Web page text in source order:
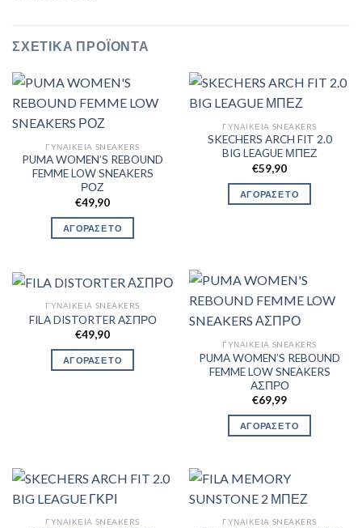
ΣΧΕΤΙΚΆ ΠΡΟΪΌΝΤΑ
ΓΥΝΑΙΚΕΊΑ SNEAKERS
PUMA WOMEN’S REBOUND
FEMME LOW SNEAKERS
ΡΟΖ
€49,90
ΑΓΟΡΑΣΕ ΤΟ
ΓΥΝΑΙΚΕΊΑ SNEAKERS
SKECHERS ARCH FIT 2.0
BIG LEAGUE ΜΠΕΖ
€59,90
ΑΓΟΡΑΣΕ ΤΟ
ΓΥΝΑΙΚΕΊΑ SNEAKERS
FILA DISTORTER ΑΣΠΡΟ
€49,90
ΑΓΟΡΑΣΕ ΤΟ
ΓΥΝΑΙΚΕΊΑ SNEAKERS
PUMA WOMEN’S REBOUND
FEMME LOW SNEAKERS
ΑΣΠΡΟ
€69,99
ΑΓΟΡΑΣΕ ΤΟ
ΓΥΝΑΙΚΕΊΑ SNEAKERS ΓΥΝΑΙΚΕΊΑ SNEAKERS